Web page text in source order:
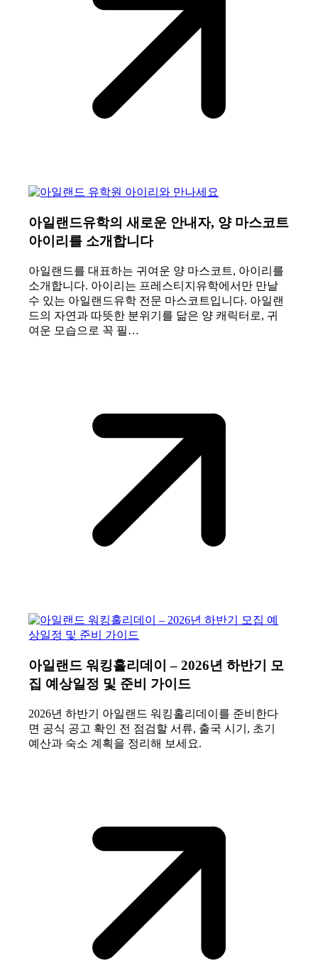
아일랜드유학의 새로운 안내자, 양 마스코트
아이리를 소개합니다
아일랜드를 대표하는 귀여운 양 마스코트, 아이리를
소개합니다. 아이리는 프레스티지유학에서만 만날
수 있는 아일랜드유학 전문 마스코트입니다. 아일랜
드의 자연과 따뜻한 분위기를 닮은 양 캐릭터로, 귀
여운 모습으로 꼭 필…
아일랜드 워킹홀리데이 – 2026년 하반기 모
집 예상일정 및 준비 가이드
2026년 하반기 아일랜드 워킹홀리데이를 준비한다
면 공식 공고 확인 전 점검할 서류, 출국 시기, 초기
예산과 숙소 계획을 정리해 보세요.